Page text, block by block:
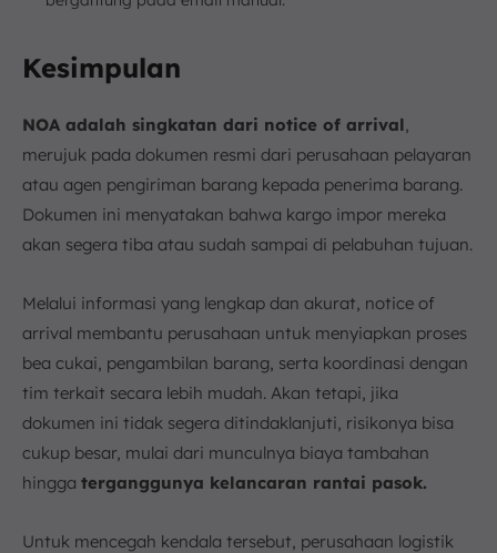
Kesimpulan
NOA adalah singkatan dari notice of arrival,
merujuk pada dokumen resmi dari perusahaan pelayaran
atau agen pengiriman barang kepada penerima barang.
Dokumen ini menyatakan bahwa kargo impor mereka
akan segera tiba atau sudah sampai di pelabuhan tujuan.
Melalui informasi yang lengkap dan akurat, notice of
arrival membantu perusahaan untuk menyiapkan proses
bea cukai, pengambilan barang, serta koordinasi dengan
tim terkait secara lebih mudah. Akan tetapi, jika
dokumen ini tidak segera ditindaklanjuti, risikonya bisa
cukup besar, mulai dari munculnya biaya tambahan
hingga terganggunya kelancaran rantai pasok.
Untuk mencegah kendala tersebut, perusahaan logistik